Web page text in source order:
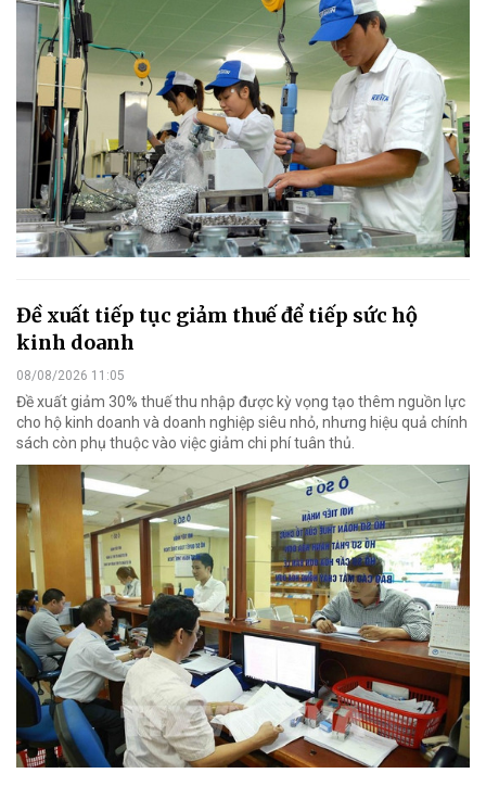
Đề xuất tiếp tục giảm thuế để tiếp sức hộ
kinh doanh
08/08/2026 11:05
Đề xuất giảm 30% thuế thu nhập được kỳ vọng tạo thêm nguồn lực
cho hộ kinh doanh và doanh nghiệp siêu nhỏ, nhưng hiệu quả chính
sách còn phụ thuộc vào việc giảm chi phí tuân thủ.